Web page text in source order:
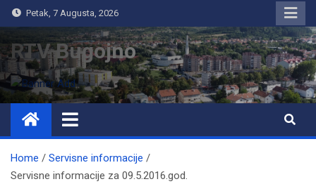
Petak, 7 Augusta, 2026
RTV Bugojno
Home
Servisne informacije
Servisne informacije za 09.5.2016.god.